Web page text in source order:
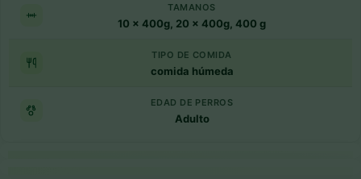
TAMANOS
10 x 400g, 20 x 400g, 400 g
TIPO DE COMIDA
comida húmeda
EDAD DE PERROS
Adulto